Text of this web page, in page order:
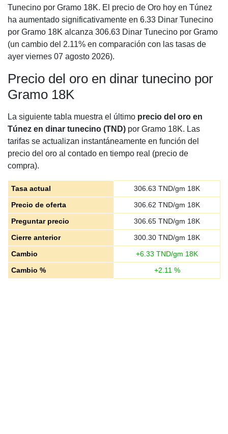
Tunecino por Gramo 18K. El precio de Oro hoy en Túnez
ha aumentado significativamente en 6.33 Dinar Tunecino
por Gramo 18K alcanza 306.63 Dinar Tunecino por Gramo
(un cambio del 2.11% en comparación con las tasas de
ayer viernes 07 agosto 2026).
Precio del oro en dinar tunecino por
Gramo 18K
La siguiente tabla muestra el último precio del oro en
Túnez en dinar tunecino (TND) por Gramo 18K. Las
tarifas se actualizan instantáneamente en función del
precio del oro al contado en tiempo real (precio de
compra).
Tasa actual 306.63 TND/gm 18K
Precio de oferta
306.62 TND/gm 18K
Preguntar precio
306.65 TND/gm 18K
Cierre anterior
300.30 TND/gm 18K
Cambio
+6.33 TND/gm 18K
Cambio %
+2.11 %